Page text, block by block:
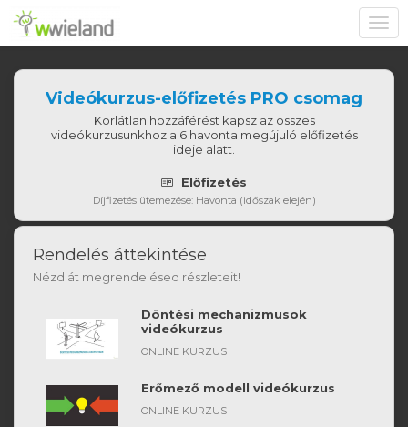
Videókurzus-előfizetés PRO csomag
Korlátlan hozzáférést kapsz az összes
videókurzusunkhoz a 6 havonta megújuló előfizetés
ideje alatt.
Előfizetés
Díjfizetés ütemezése: Havonta (időszak elején)
Rendelés áttekintése
Nézd át megrendelésed részleteit!
Döntési mechanizmusok
videókurzus
ONLINE KURZUS
Erőmező modell videókurzus
ONLINE KURZUS